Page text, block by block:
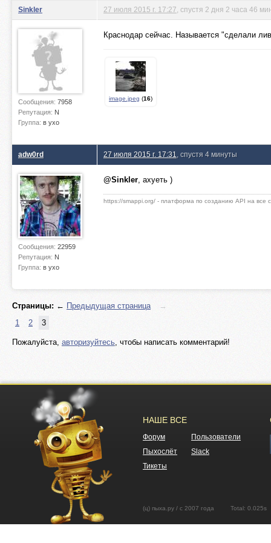
Sinkler
Сообщения: 7958
Репутация: N
Группа: в ухо
27 июля 2015 г. 17:27 , спустя 2 дня 2 часа 46
Краснодар сейчас. Называется "сделали
image.jpeg (16)
adw0rd
Сообщения: 22959
Репутация: N
Группа: в ухо
27 июля 2015 г. 17:31 , спустя 4 минуты
@Sinkler, ахуеть )
https://smappi.org/ - платформа по созданию API на все
Страницы: ← Предыдущая страница
→
1
2 3
Пожалуйста, авторизуйтесь, чтобы написать комментарий!
НАШЕ ВСЕ
Форум
Пользователи
Пыхослёт
Slack
Тикеты
(ц) пыха.ру / с 2007 года Total: